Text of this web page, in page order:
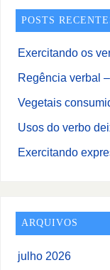
POSTS
Exercitando os
Regência verbal
Vegetais
Usos do verbo
Exercitando
ARQUIVOS
julho 2026